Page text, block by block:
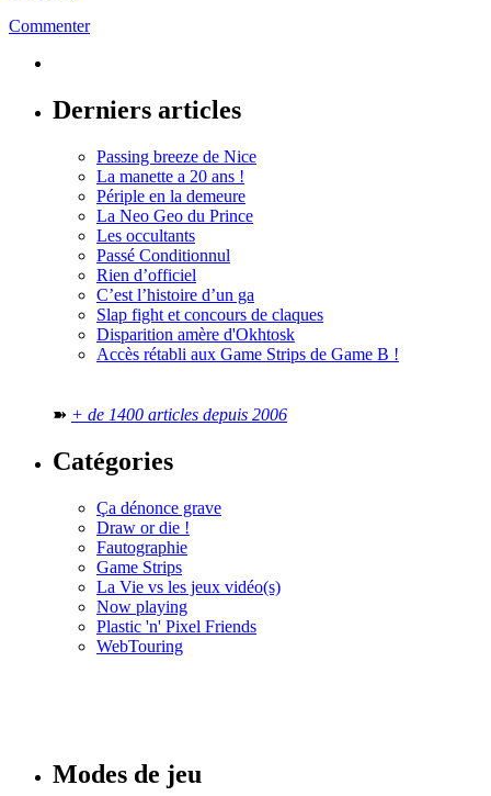
Commenter
Derniers articles
Passing breeze de Nice
La manette a 20 ans !
Périple en la demeure
La Neo Geo du Prince
Les occultants
Passé Conditionnul
Rien d’officiel
C’est l’histoire d’un ga
Slap fight et concours de claques
Disparition amère d'Okhtosk
Accès rétabli aux Game Strips de Game B !
➽ + de 1400 articles depuis 2006
Catégories
Ça dénonce grave
Draw or die !
Fautographie
Game Strips
La Vie vs les jeux vidéo(s)
Now playing
Plastic 'n' Pixel Friends
WebTouring
Modes de jeu